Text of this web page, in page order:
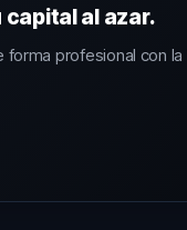
capital al azar.
profesional con la